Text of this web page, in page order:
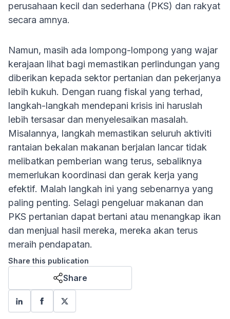
perusahaan kecil dan sederhana (PKS) dan rakyat
secara amnya.
Namun, masih ada lompong-lompong yang wajar
kerajaan lihat bagi memastikan perlindungan yang
diberikan kepada sektor pertanian dan pekerjanya
lebih kukuh. Dengan ruang fiskal yang terhad,
langkah-langkah mendepani krisis ini haruslah
lebih tersasar dan menyelesaikan masalah.
Misalannya, langkah memastikan seluruh aktiviti
rantaian bekalan makanan berjalan lancar tidak
melibatkan pemberian wang terus, sebaliknya
memerlukan koordinasi dan gerak kerja yang
efektif. Malah langkah ini yang sebenarnya yang
paling penting. Selagi pengeluar makanan dan
PKS pertanian dapat bertani atau menangkap ikan
dan menjual hasil mereka, mereka akan terus
meraih pendapatan.
Share this publication
Share